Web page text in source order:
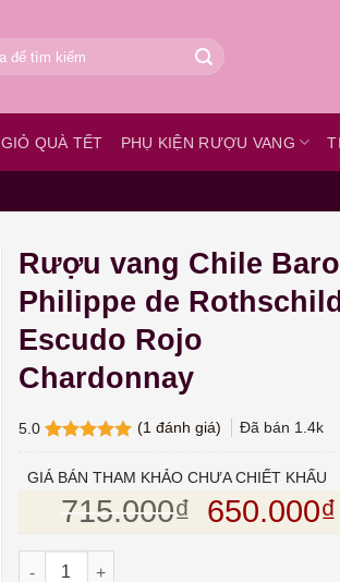
GIỎ QUÀ TẾT PHỤ KIỆN RƯỢU VANG
Rượu vang Chile
Philippe de
Escudo Rojo
Chardonnay
5.0
dựa trên
(1 đánh giá) Đã bán 1.4k
GIÁ BÁN THAM KHẢO CHƯA CHIẾT KHẤU
715.000₫ Giá gốc
650.000₫
Rượu vang Chile Baron Philippe de